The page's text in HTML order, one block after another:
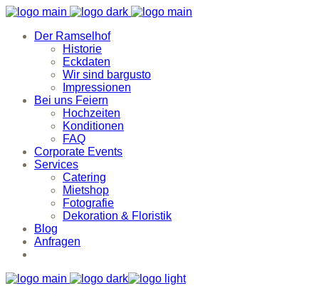
Der Ramselhof
Historie
Eckdaten
Wir sind bargusto
Impressionen
Bei uns Feiern
Hochzeiten
Konditionen
FAQ
Corporate Events
Services
Catering
Mietshop
Fotografie
Dekoration & Floristik
Blog
Anfragen